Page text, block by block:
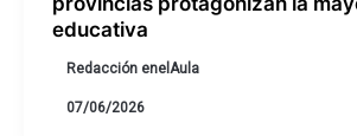
educativa
Redacción enelAula
07/06/2026